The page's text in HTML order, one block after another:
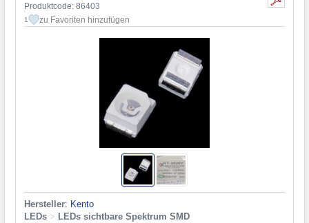
Produktcode: 86403
1 zu Favoriten hinzufügen
Hersteller: Kento
LEDs > LEDs sichtbare Spektrum SMD